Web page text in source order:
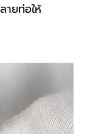
ายท่อให้